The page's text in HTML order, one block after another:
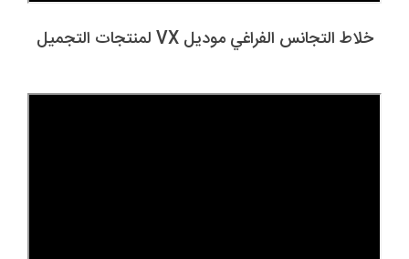
خلاط التجانس الفراغي موديل VX لمنتجات التجميل